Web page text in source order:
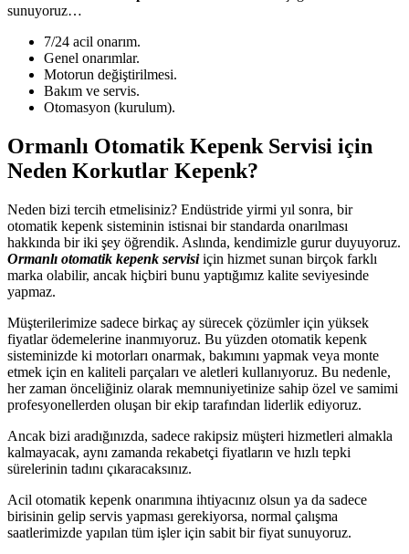
sunuyoruz…
7/24 acil onarım.
Genel onarımlar.
Motorun değiştirilmesi.
Bakım ve servis.
Otomasyon (kurulum).
Ormanlı Otomatik Kepenk Servisi için
Neden Korkutlar Kepenk?
Neden bizi tercih etmelisiniz? Endüstride yirmi yıl sonra, bir
otomatik kepenk sisteminin istisnai bir standarda onarılması
hakkında bir iki şey öğrendik. Aslında, kendimizle gurur duyuyoruz.
Ormanlı otomatik kepenk servisiiçin hizmet sunan birçok farklı
marka olabilir, ancak hiçbiri bunu yaptığımız kalite seviyesinde
yapmaz.
Müşterilerimize sadece birkaç ay sürecek çözümler için yüksek
fiyatlar ödemelerine inanmıyoruz. Bu yüzden otomatik kepenk
sisteminizde ki motorları onarmak, bakımını yapmak veya monte
etmek için en kaliteli parçaları ve aletleri kullanıyoruz. Bu nedenle,
her zaman önceliğiniz olarak memnuniyetinize sahip özel ve samimi
profesyonellerden oluşan bir ekip tarafından liderlik ediyoruz.
Ancak bizi aradığınızda, sadece rakipsiz müşteri hizmetleri almakla
kalmayacak, aynı zamanda rekabetçi fiyatların ve hızlı tepki
sürelerinin tadını çıkaracaksınız.
Acil otomatik kepenk onarımına ihtiyacınız olsun ya da sadece
birisinin gelip servis yapması gerekiyorsa, normal çalışma
saatlerimizde yapılan tüm işler için sabit bir fiyat sunuyoruz.